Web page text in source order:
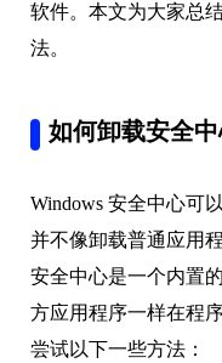
软件。本文为大家总
法。
如何卸载安全
Windows 安全中心可
并不像卸载普通应用
安全中心是一个内置
方应用程序一样在程
尝试以下一些方法：